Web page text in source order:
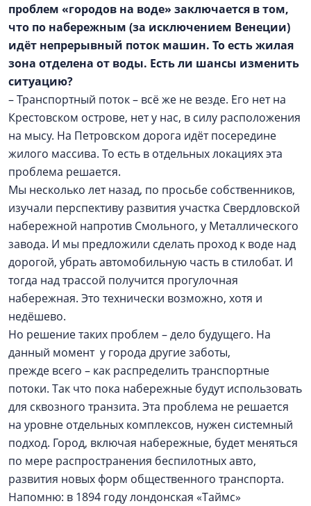
проблем «городов на воде» заключается в том,
что по набережным (за исключением Венеции)
идёт непрерывный поток машин. То есть жилая
зона отделена от воды. Есть ли шансы изменить
ситуацию?
– Транспортный поток – всё же не везде. Его нет на
Крестовском острове, нет у нас, в силу расположения
на мысу. На Петровском дорога идёт посередине
жилого массива. То есть в отдельных локациях эта
проблема решается.
Мы несколько лет назад, по просьбе собственников,
изучали перспективу развития участка Свердловской
набережной напротив Смольного, у Металлического
завода. И мы предложили сделать проход к воде над
дорогой, убрать автомобильную часть в стилобат. И
тогда над трассой получится прогулочная
набережная. Это технически возможно, хотя и
недёшево.
Но решение таких проблем – дело будущего. На
данный момент у города другие заботы,
прежде всего – как распределить транспортные
потоки. Так что пока набережные будут использовать
для сквозного транзита. Эта проблема не решается
на уровне отдельных комплексов, нужен системный
подход. Город, включая набережные, будет меняться
по мере распространения беспилотных авто,
развития новых форм общественного транспорта.
Напомню: в 1894 году лондонская «Таймс»